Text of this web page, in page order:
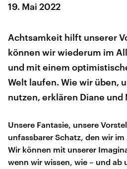
19. Mai 2022
Achtsamkeit hilft unserer
können wir wiederum im
und mit einem
Welt laufen. Wie wir üben,
nutzen, erklären Diane und
Unsere Fantasie, unsere
unfassbarer Schatz, den wir
Wir können mit unserer
wenn wir wissen, wie – und ab